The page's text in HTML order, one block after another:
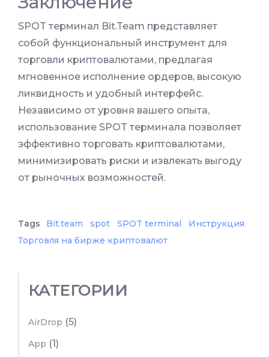
SPOT терминал Bit.Team представляет
собой функциональный инструмент для
торговли криптовалютами, предлагая
мгновенное исполнение ордеров, высокую
ликвидность и удобный интерфейс.
Независимо от уровня вашего опыта,
использование SPOT терминала позволяет
эффективно торговать криптовалютами,
минимизировать риски и извлекать выгоду
от рыночных возможностей.
Tags Bit.team spot SPOT terminal
Инструкция
Торговля на бирже криптовалют
КАТЕГОРИИ
AirDrop (5)
App (1)